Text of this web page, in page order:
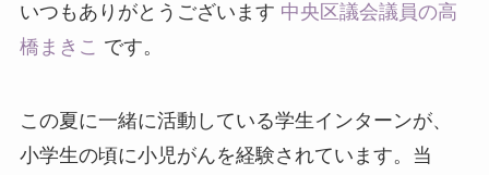
いつもありがとうございます 中央区議会議員の高
橋まきこ です。
この夏に一緒に活動している学生インターンが、
小学生の頃に小児がんを経験されています。当